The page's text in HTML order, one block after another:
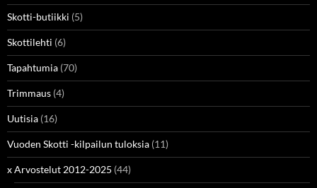
Skotti-butiikki (5)
Skottilehti (6)
Tapahtumia (70)
Trimmaus (4)
Uutisia (16)
Vuoden Skotti -kilpailun tuloksia (11)
x Arvostelut 2012-2025 (44)